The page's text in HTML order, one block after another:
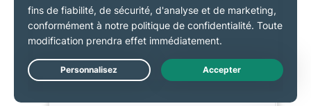
Assurez-vous que
est sélectionné pour
bloquer la plupart des traceurs et des pop-up.
Live Chat